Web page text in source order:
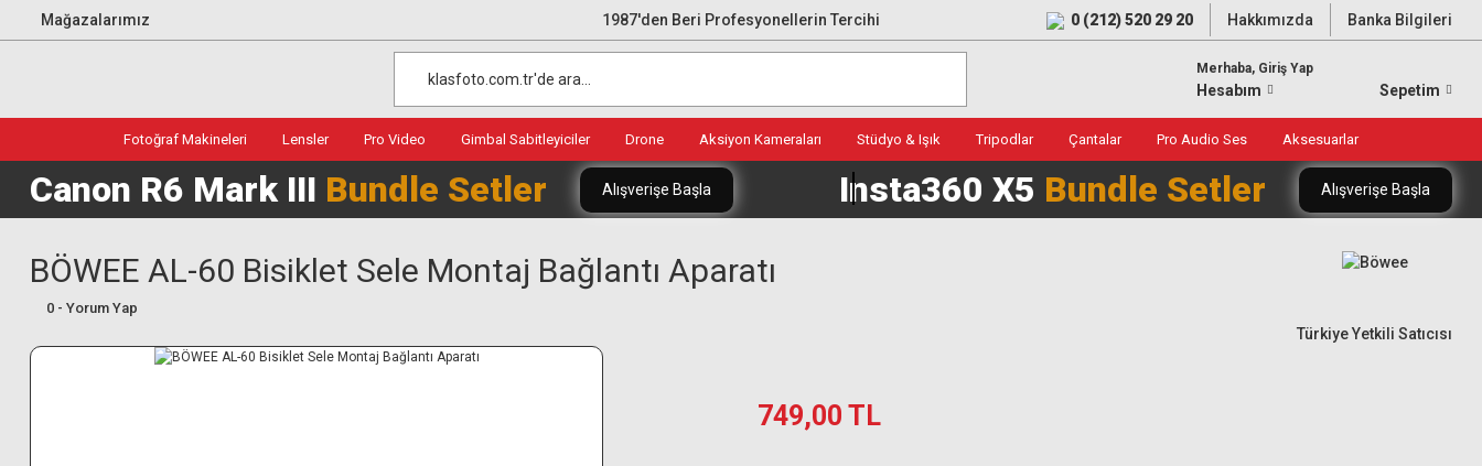
Mağazalarımız 1987'den Beri Profesyonellerin Tercihi 0 (212) 520 29 20 Hakkımızda Banka Bilgileri
Merhaba, Giriş Yap
Hesabım Sepetim
Fotoğraf Makineleri Lensler Pro Video Gimbal Sabitleyiciler Drone Aksiyon Kameraları Stüdyo & Işık Tripodlar Çantalar Pro Audio Ses Aksesuarlar
Canon R6 Mark III Bundle Setler Alışverişe Başla Insta360 X5 Bundle Setler Alışverişe Başla
BÖWEE AL-60 Bisiklet Sele Montaj Bağlantı Aparatı
0 - Yorum Yap
Türkiye Yetkili Satıcısı
749,00 TL